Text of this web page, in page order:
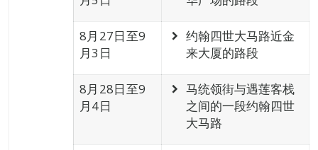
8月27日至9
月3日
约翰四世大马路近金
来大厦的路段
8月28日至9
月4日
马统领街与遇莲客栈
之间的一段约翰四世
大马路